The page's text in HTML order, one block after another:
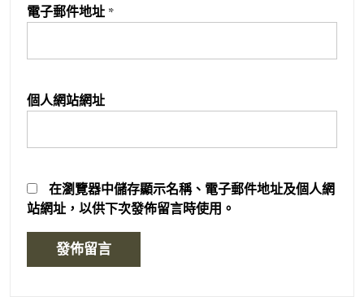
電子郵件地址 *
個人網站網址
在瀏覽器中儲存顯示名稱、電子郵件地址及個人網
站網址，以供下次發佈留言時使用。